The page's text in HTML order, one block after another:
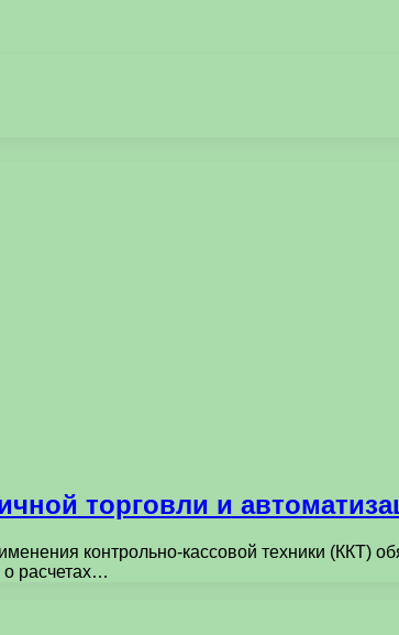
торговли и
контрольно-кассовой техники (ККТ)
расчетах…